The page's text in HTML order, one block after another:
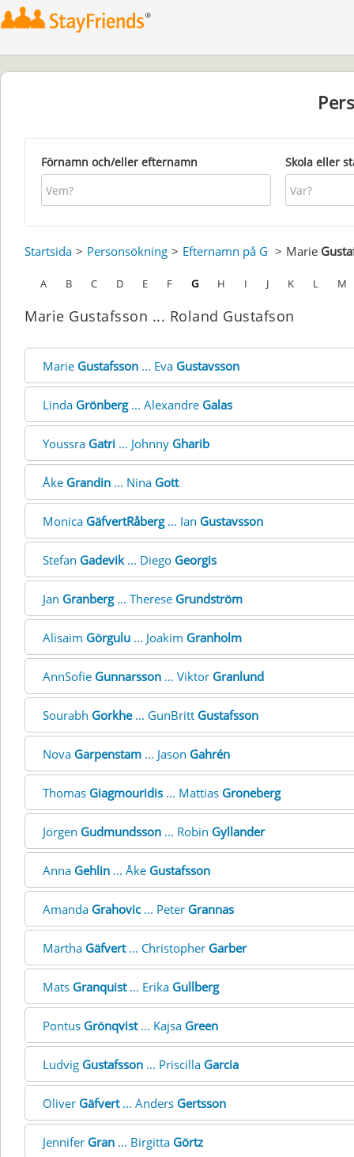
Förnamn och/eller efternamn Skola eller
Startsida Personsökning Efternamn på G Marie
A B C D E F G H I J K L M
Marie Gustafsson ... Roland Gustafson
Marie Gustafsson ... Eva Gustavsson
Linda Grönberg... Alexandre Galas
Youssra Gatri ... Johnny Gharib
Åke Grandin ... Nina Gott
Monica GäfvertRåberg... Ian Gustavsson
Stefan Gadevik... Diego Georgis
Jan Granberg... Therese Grundström
Alisaim Görgulu ... Joakim Granholm
AnnSofie Gunnarsson ... Viktor Granlund
Sourabh Gorkhe... GunBritt Gustafsson
Nova Garpenstam ... Jason Gahrén
Thomas Giagmouridis ... Mattias Groneberg
Jörgen Gudmundsson ... Robin Gyllander
Anna Gehlin ... Åke Gustafsson
Amanda Grahovic... Peter Grannas
Märtha Gäfvert... Christopher Garber
Mats Granquist... Erika Gullberg
Pontus Grönqvist... Kajsa Green
Ludvig Gustafsson ... Priscilla Garcia
Oliver Gäfvert... Anders Gertsson
Jennifer Gran ... Birgitta Görtz